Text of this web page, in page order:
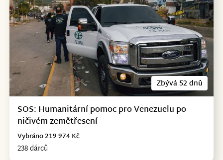
Zbývá 52 dnů
SOS: Humanitární pomoc pro Venezuelu po
ničivém zemětřesení
238 dárců
Vybráno 219 974 Kč